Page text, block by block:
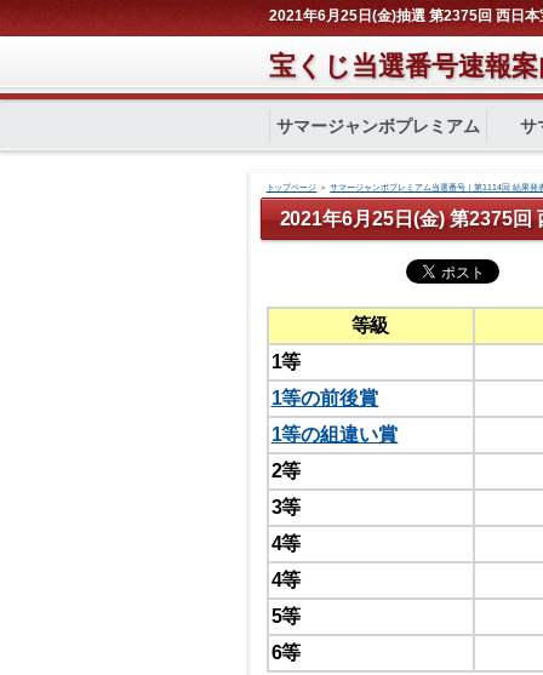
2021年6月25日(金)抽選 第2375回 西日本
宝くじ当選番号速報
サマージャンボプレミアム サ
トップページ ＞サマージャンボプレミアム当選番号｜第1114回 結果発
2021年6月25日(金) 第2375回
等級
1等
1等の前後賞
1等の組違い賞
2等
3等
4等
4等
5等
6等